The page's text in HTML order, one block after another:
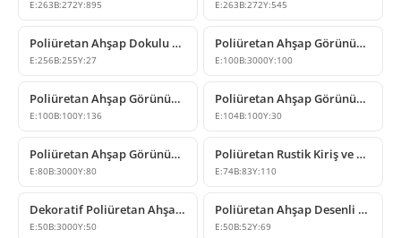
E:263B:272Y:895 E:263B:272Y:545
Poliüretan Ahşap Dokulu Dekoratif Kiriş Kapağı Modeli
E:256B:255Y:27
Poliüretan Ahşap Görünümlü Kiriş ve Kütük Modelleri
E:100B:3000Y:100
Poliüretan Ahşap Görünümlü Kiriş Payanda Modeli
E:100B:100Y:136
Poliüretan Ahşap Görünümlü Kiriş Kapağı Modeli
E:104B:100Y:30
Poliüretan Ahşap Görünümlü Kiriş ve Mertek Modelleri
E:80B:3000Y:80
Poliüretan Rustik Kiriş ve Mertek Destek Elemanı
E:74B:83Y:110
Dekoratif Poliüretan Ahşap Görünümlü Kiriş ve Kütük Modeli
E:50B:3000Y:50
Poliüretan Ahşap Desenli Kiriş Destek Payandası
E:50B:52Y:69